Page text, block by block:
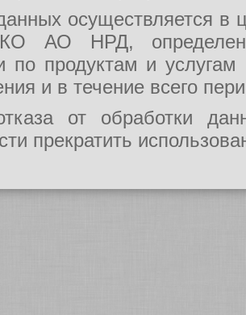
осуществляется в
АО НРД, определения
по продуктам и
и в течение всего
от обработки
прекратить